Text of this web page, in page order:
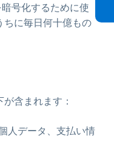
号化するために使
ちに毎日何十億もの
含まれます：
人データ、支払い情